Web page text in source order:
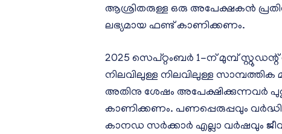
ആശ്രിതരുള്ള ഒരു അപേക്ഷകൻ
ലഭ്യമായ ഫണ്ട് കാണിക്കണം.
2025 സെപ്റ്റംബർ 1-ന് മുമ്പ്
നിലവിലുള്ള നിലവിലുള്ള
അതിനു ശേഷം അപേക്ഷിക്കുന്നവർ
കാണിക്കണം. പണപ്പെരുപ്പവും
കാനഡ സർക്കാർ എല്ലാ വർഷവും